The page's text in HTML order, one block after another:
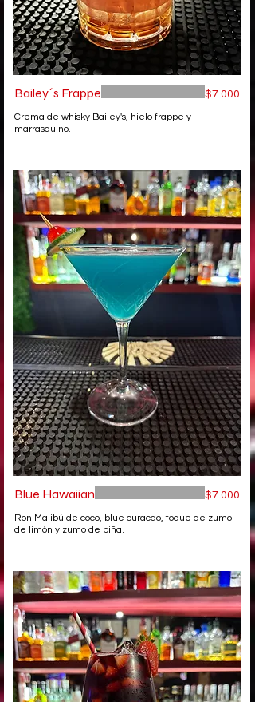
Bailey´s Frappe
Crema de whisky Bailey's, hielo frappe y
marrasquino.
$7.000
Blue Hawaiian
Ron Malibú de coco, blue curacao, toque de zumo
de limón y zumo de piña.
$7.000